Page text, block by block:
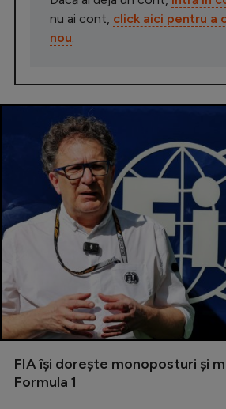
nu ai cont, click aici pentru a
nou.
FIA își dorește monoposturi și
Formula 1